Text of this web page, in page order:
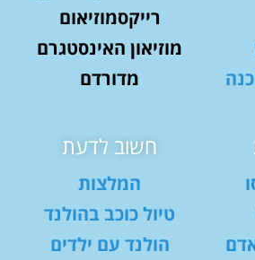
רייקסמוזיאום
מוזיאון האינסטגרם
מדורדם
חשוב לדעת
המלצות
טיול כוכב בהולנד
הולנד עם ילדים